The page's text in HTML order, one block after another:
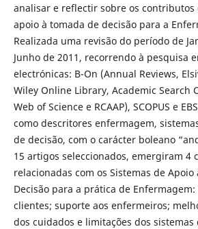
analisar e reflectir sobre os contributos
apoio à tomada de decisão para a
Realizada uma revisão do período de
Junho de 2011, recorrendo à pesquisa
electrónicas: B-On (Annual Reviews,
Wiley Online Library, Academic Search
Web of Science e RCAAP), SCOPUS e
como descritores enfermagem,
de decisão, com o carácter boleano
15 artigos seleccionados, emergiram 4
relacionadas com os Sistemas de Apoio
Decisão para a prática de
clientes; suporte aos enfermeiros;
dos cuidados e limitações dos sistemas